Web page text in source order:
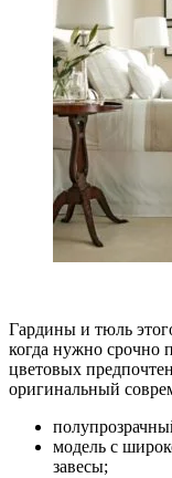
Гардины и тюль
когда нужно срочно
цветовых
оригинальный
модель с
завесы;